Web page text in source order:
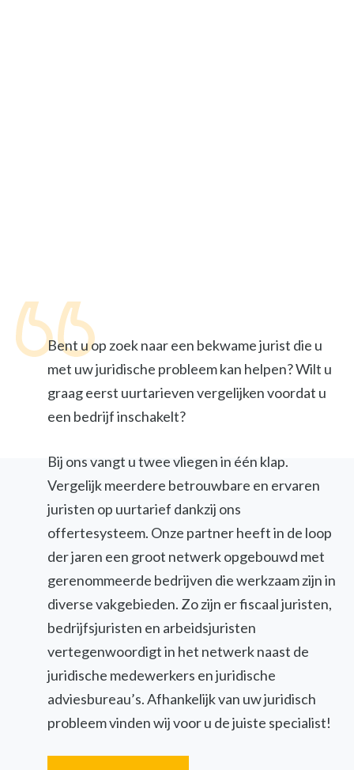
Bent u op zoek naar een bekwame jurist die u
met uw juridische probleem kan helpen? Wilt u
graag eerst uurtarieven vergelijken voordat u
een bedrijf inschakelt?
Bij ons vangt u twee vliegen in één klap.
Vergelijk meerdere betrouwbare en ervaren
juristen op uurtarief dankzij ons
offertesysteem. Onze partner heeft in de loop
der jaren een groot netwerk opgebouwd met
gerenommeerde bedrijven die werkzaam zijn in
diverse vakgebieden. Zo zijn er fiscaal juristen,
bedrijfsjuristen en arbeidsjuristen
vertegenwoordigt in het netwerk naast de
juridische medewerkers en juridische
adviesbureau’s. Afhankelijk van uw juridisch
probleem vinden wij voor u de juiste specialist!